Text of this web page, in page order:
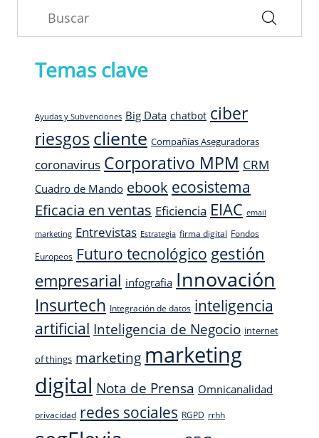
Temas clave
Ayudas y Subvenciones Big Data chatbot ciber
riesgos cliente Compañías Aseguradoras
coronavirus Corporativo MPM CRM
Cuadro de Mando ebook ecosistema
Eficacia en ventas Eficiencia EIAC email
marketing Entrevistas Estrategia firma digital Fondos
Europeos Futuro tecnológico gestión
empresarial infografia Innovación
Insurtech Integración de datos inteligencia
artificial Inteligencia de Negocio internet
of things marketing marketing
digital Nota de Prensa Omnicanalidad
privacidad redes sociales RGPD rrhh